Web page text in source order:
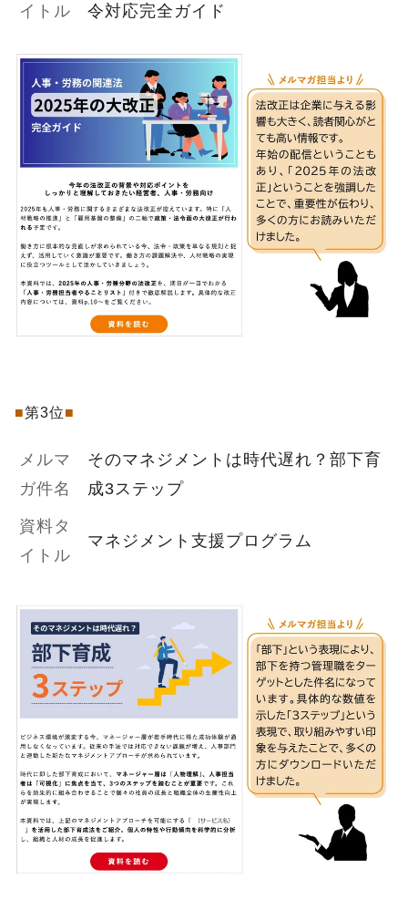
イトル
令対応完全ガイド
■第3位■
メルマ
ガ件名
そのマネジメントは時代遅れ？部下育
成3ステップ
資料タ
イトル
マネジメント支援プログラム